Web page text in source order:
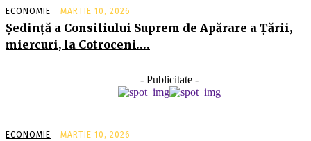
ECONOMIE MARTIE 10, 2026
Şedinţă a Consiliului Suprem de Apărare a Ţării,
miercuri, la Cotroceni….
- Publicitate -
ECONOMIE MARTIE 10, 2026